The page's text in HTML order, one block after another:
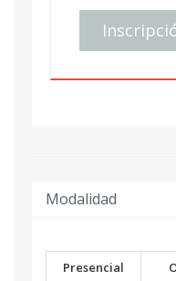
Modalidad
Presencial